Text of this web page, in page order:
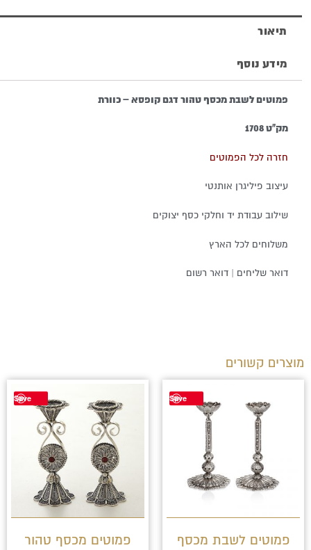
קופסא
כוורת
תיאור
מידע נוסף
פמוטים לשבת מכסף טהור דגם קופסא – כוורת
מק"ט 1708
חזרה לכל הפמוטים
עיצוב פיליגרן אותנטי
שילוב עבודת יד וחלקי כסף יצוקים
משלוחים לכל הארץ
דואר שליחים | דואר רשום
מוצרים קשורים
Save
פמוטים לשבת מכסף
Save
פמוטים מכסף טהור